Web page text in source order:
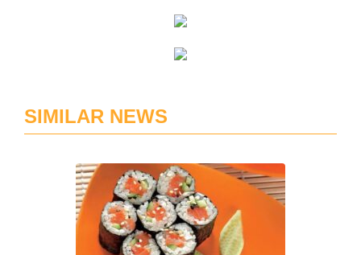
SIMILAR NEWS